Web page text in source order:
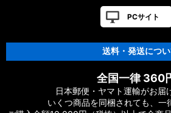
PCサイト
送料・発送につ
全国一律 360
日本郵便・ヤマト運輸がお届
いくつ商品を同梱されても、一